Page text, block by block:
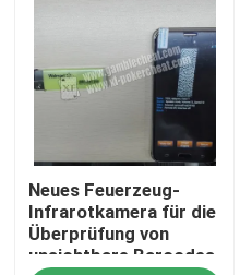
Kontakt mit uns
Bitte um ein Angebot
Unsichtbare Spielkarten
Neues Feuerzeug-
Infrarotkamera für die
Überprüfung von
unsichtbare Barcodes